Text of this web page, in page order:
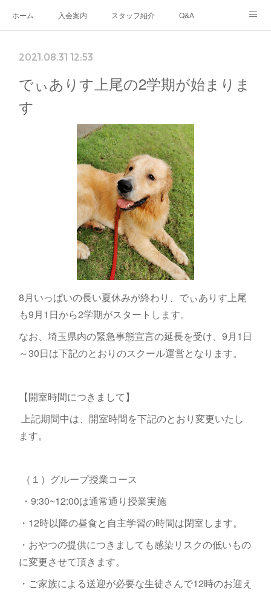
ホーム 入会案内 スタッフ紹介 Q&A
2021.08.31 12:53
でぃありす上尾の2学期が始まりま
す
8月いっぱいの長い夏休みが終わり、でぃありす上尾
も9月1日から2学期がスタートします。
なお、埼玉県内の緊急事態宣言の延長を受け、9月1日
～30日は下記のとおりのスクール運営となります。
【開室時間につきまして】
上記期間中は、開室時間を下記のとおり変更いたし
ます。
（１）グループ授業コース
・9:30~12:00は通常通り授業実施
・12時以降の昼食と自主学習の時間は閉室します。
・おやつの提供につきましても感染リスクの低いもの
に変更させて頂きます。
・ご家族による送迎が必要な生徒さんで12時のお迎え